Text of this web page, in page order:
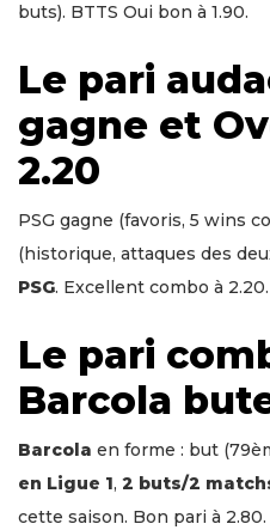
buts). BTTS Oui bon à 1.90.
Le pari
gagne et
2.20
PSG gagne (favoris, 5 wins
(historique, attaques des
PSG. Excellent combo à 2.20.
Le pari
Barcola
Barcola en forme : but
en Ligue 1, 2 buts/2
cette saison. Bon pari à 2.80.